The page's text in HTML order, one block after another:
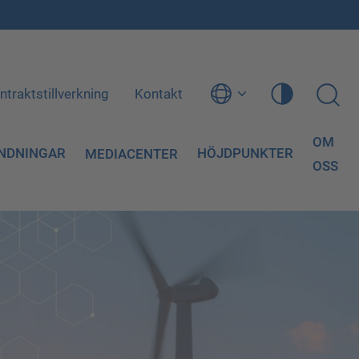
Kontakt
MEDIACENTER HÖJDPUNKTER
OM
OSS